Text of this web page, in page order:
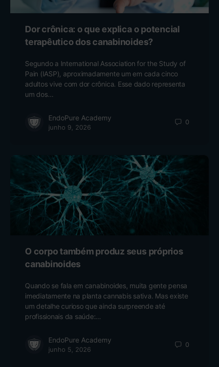
Dor crônica: o que explica o potencial
terapêutico dos canabinoides?
Segundo a International Association for the Study of
Pain (IASP), aproximadamente um em cada cinco
adultos vive com dor crônica. Esse dado representa
um dos…
EndoPure Academy
junho 9, 2026
0
O corpo também produz seus próprios
canabinoides
Quando se fala em canabinoides, muita gente pensa
imediatamente na planta cannabis sativa. Mas existe
um detalhe curioso que ainda surpreende até
profissionais da saúde:…
EndoPure Academy
junho 5, 2026
0